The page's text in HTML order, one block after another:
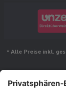
* Alle Preise inkl.